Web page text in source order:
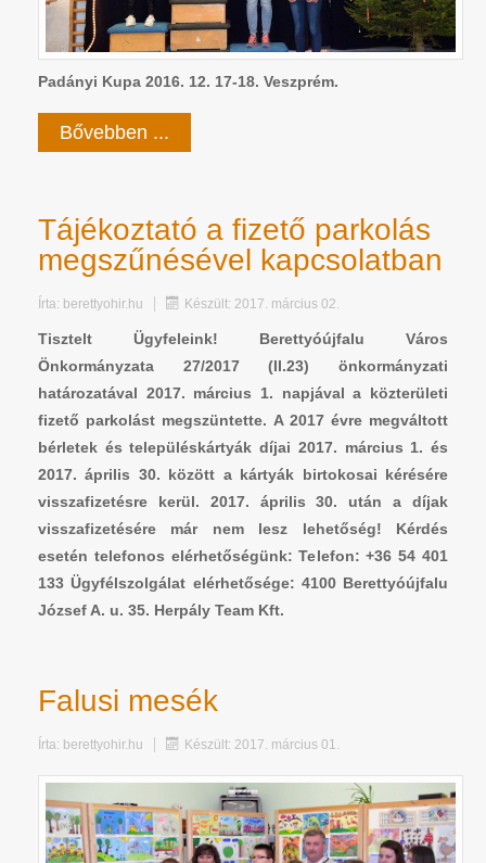
Padányi Kupa 2016. 12. 17-18. Veszprém.
Bővebben ...
Tájékoztató a fizető parkolás
megszűnésével kapcsolatban
Írta: berettyohir.hu Készült: 2017. március 02.
Tisztelt Ügyfeleink! Berettyóújfalu Város
Önkormányzata 27/2017 (II.23) önkormányzati
határozatával 2017. március 1. napjával a közterületi
fizető parkolást megszüntette. A 2017 évre megváltott
bérletek és településkártyák díjai 2017. március 1. és
2017. április 30. között a kártyák birtokosai kérésére
visszafizetésre kerül. 2017. április 30. után a díjak
visszafizetésére már nem lesz lehetőség! Kérdés
esetén telefonos elérhetőségünk: Telefon: +36 54 401
133 Ügyfélszolgálat elérhetősége: 4100 Berettyóújfalu
József A. u. 35. Herpály Team Kft.
Falusi mesék
Írta: berettyohir.hu Készült: 2017. március 01.